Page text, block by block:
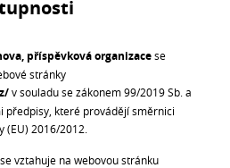
příspěvková organizacese
stránky
v souladu se zákonem 99/2019 Sb. a
které provádějí směrnici
(EU) 2016/2012.
vztahuje na webovou stránku